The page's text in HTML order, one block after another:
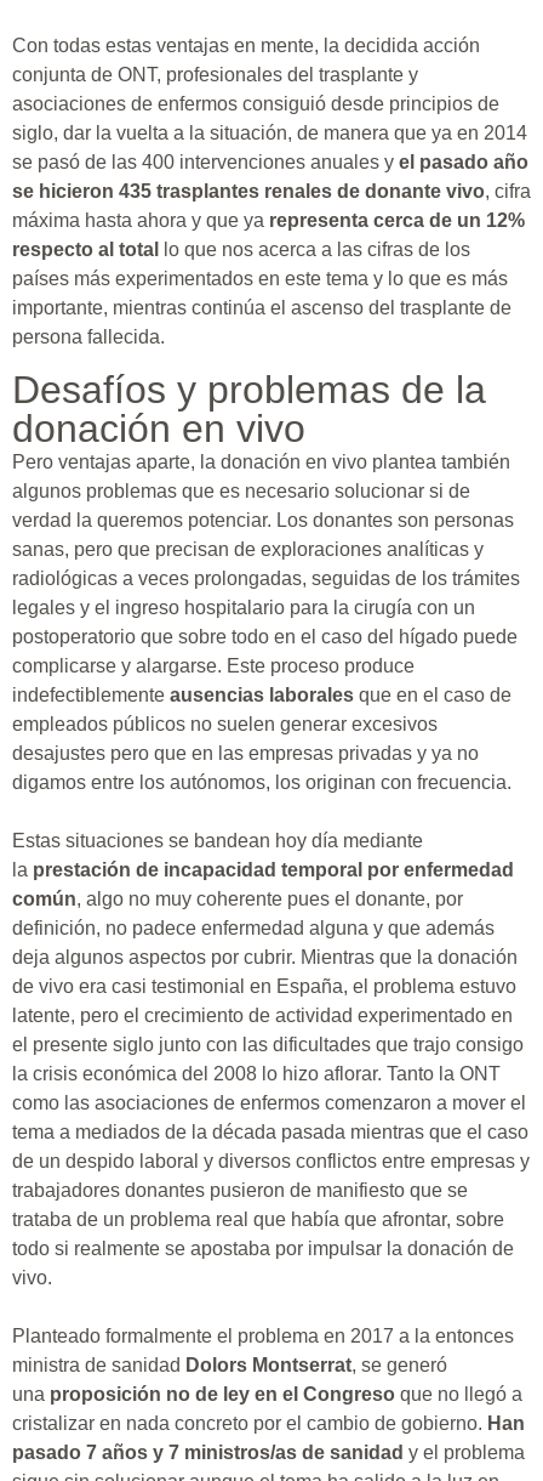
Con todas estas ventajas en mente, la decidida acción
conjunta de ONT, profesionales del trasplante y
asociaciones de enfermos consiguió desde principios de
siglo, dar la vuelta a la situación, de manera que ya en 2014
se pasó de las 400 intervenciones anuales y el pasado año
se hicieron 435 trasplantes renales de donante vivo, cifra
máxima hasta ahora y que ya representa cerca de un 12%
respecto al total
lo que nos acerca a las cifras de los
países más experimentados en este tema y lo que es más
importante, mientras continúa el ascenso del trasplante de
persona fallecida.
Desafíos y problemas de la
donación en vivo
Pero ventajas aparte, la donación en vivo plantea también
algunos problemas que es necesario solucionar si de
verdad la queremos potenciar. Los donantes son personas
sanas, pero que precisan de exploraciones analíticas y
radiológicas a veces prolongadas, seguidas de los trámites
legales y el ingreso hospitalario para la cirugía con un
postoperatorio que sobre todo en el caso del hígado puede
complicarse y alargarse. Este proceso produce
indefectiblemente ausencias laborales que en el caso de
empleados públicos no suelen generar excesivos
desajustes pero que en las empresas privadas y ya no
digamos entre los autónomos, los originan con frecuencia.
Estas situaciones se bandean hoy día mediante
la prestación de incapacidad temporal por enfermedad
común, algo no muy coherente pues el donante, por
definición, no padece enfermedad alguna y que además
deja algunos aspectos por cubrir. Mientras que la donación
de vivo era casi testimonial en España, el problema estuvo
latente, pero el crecimiento de actividad experimentado en
el presente siglo junto con las dificultades que trajo consigo
la crisis económica del 2008 lo hizo aflorar. Tanto la ONT
como las asociaciones de enfermos comenzaron a mover el
tema a mediados de la década pasada mientras que el caso
de un despido laboral y diversos conflictos entre empresas y
trabajadores donantes pusieron de manifiesto que se
trataba de un problema real que había que afrontar, sobre
todo si realmente se apostaba por impulsar la donación de
vivo.
Planteado formalmente el problema en 2017 a la entonces
ministra de sanidad Dolors Montserrat, se generó
una proposición no de ley en el Congreso que no llegó a
cristalizar en nada concreto por el cambio de gobierno. Han
pasado 7 años y 7 ministros/as de sanidad y el problema